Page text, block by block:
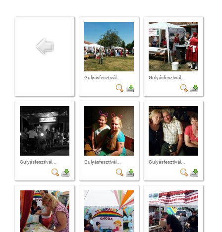
Gulyásfesztivál... Gulyásfesztivál...
Gulyásfesztivál... Gulyásfesztivál... Gulyásfesztivál...